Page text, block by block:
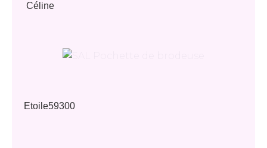
Céline
Etoile59300